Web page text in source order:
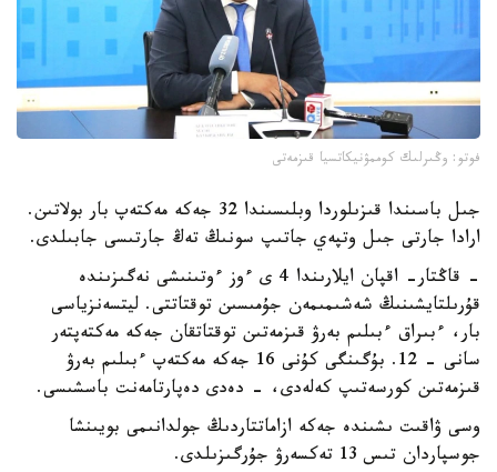
فوتو: وڭىرلىك كوممۋنيكاتسيا قىزمەتى
جىل باسىندا قىزىلوردا وبلىسىندا 32 جەكە مەكتەپ بار بولاتىن.
ارادا جارتى جىل وتپەي جاتىپ سونىڭ تەڭ جارتىسى جابىلدى.
- قاڭتار- اقپان ايلارىندا 4 ى ءوز ءوتىنىشى نەگىزىندە
قۇرىلتايشىنىڭ شەشىمىمەن جۇمىسىن توقتاتتى. ليتسەنزياسى
بار، ءبىراق ءبىلىم بەرۋ قىزمەتىن توقتاتقان جەكە مەكتەپتەر
سانى - 12. بۇگىنگى كۇنى 16 جەكە مەكتەپ ءبىلىم بەرۋ
قىزمەتىن كورسەتىپ كەلەدى، - دەدى دەپارتامەنت باسشىسى.
وسى ۋاقىت ىشىندە جەكە ازاماتتاردىڭ جولدانىمى بويىنشا
جوسپاردان تىس 13 تەكسەرۋ جۇرگىزىلدى.